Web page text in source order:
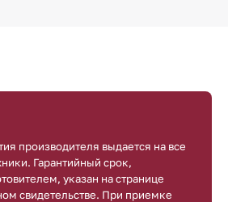
производителя выдается на все
Гарантийный срок,
указан на странице
свидетельстве. При приемке